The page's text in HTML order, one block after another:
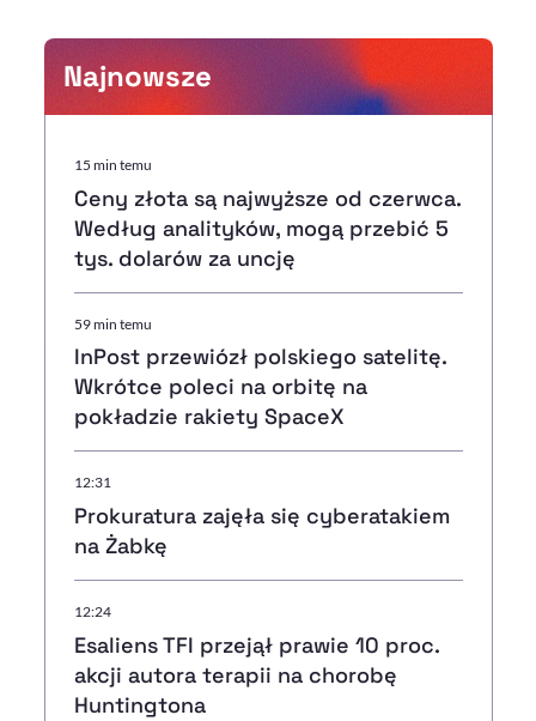
Najnowsze
15 min temu
Ceny złota są najwyższe od czerwca.
Według analityków, mogą przebić 5
tys. dolarów za uncję
59 min temu
InPost przewiózł polskiego satelitę.
Wkrótce poleci na orbitę na
pokładzie rakiety SpaceX
12:31
Prokuratura zajęła się cyberatakiem
na Żabkę
12:24
Esaliens TFI przejął prawie 10 proc.
akcji autora terapii na chorobę
Huntingtona